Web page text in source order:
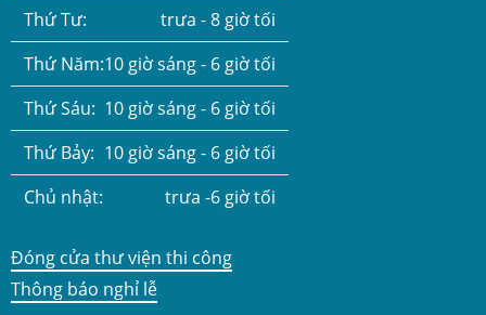
Thứ Tư:
trưa - 8 giờ tối
Thứ Năm:10 giờ sáng - 6 giờ tối
Thứ Sáu: 10 giờ sáng - 6 giờ tối
Thứ Bảy: 10 giờ sáng - 6 giờ tối
Chủ nhật:
trưa -6 giờ tối
Đóng cửa thư viện thi công
Thông báo nghỉ lễ